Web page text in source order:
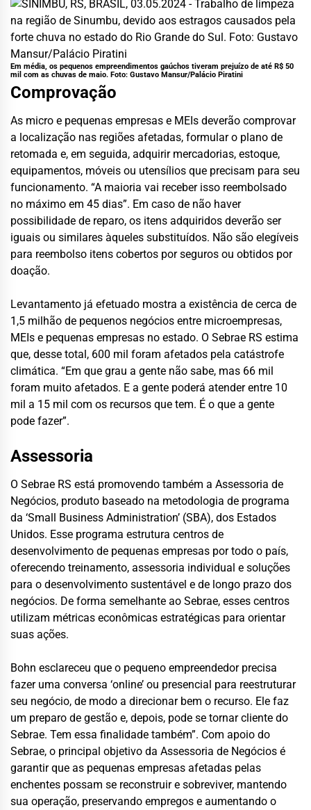
Em média, os pequenos empreendimentos gaúchos tiveram prejuízo de até R$ 50
mil com as chuvas de maio. Foto: Gustavo Mansur/Palácio Piratini
Comprovação
As micro e pequenas empresas e MEIs deverão comprovar
a localização nas regiões afetadas, formular o plano de
retomada e, em seguida, adquirir mercadorias, estoque,
equipamentos, móveis ou utensílios que precisam para seu
funcionamento. “A maioria vai receber isso reembolsado
no máximo em 45 dias”. Em caso de não haver
possibilidade de reparo, os itens adquiridos deverão ser
iguais ou similares àqueles substituídos. Não são elegíveis
para reembolso itens cobertos por seguros ou obtidos por
doação.
Levantamento já efetuado mostra a existência de cerca de
1,5 milhão de pequenos negócios entre microempresas,
MEIs e pequenas empresas no estado. O Sebrae RS estima
que, desse total, 600 mil foram afetados pela catástrofe
climática. “Em que grau a gente não sabe, mas 66 mil
foram muito afetados. E a gente poderá atender entre 10
mil a 15 mil com os recursos que tem. É o que a gente
pode fazer”.
Assessoria
O Sebrae RS está promovendo também a Assessoria de
Negócios, produto baseado na metodologia de programa
da ‘Small Business Administration’ (SBA), dos Estados
Unidos. Esse programa estrutura centros de
desenvolvimento de pequenas empresas por todo o país,
oferecendo treinamento, assessoria individual e soluções
para o desenvolvimento sustentável e de longo prazo dos
negócios. De forma semelhante ao Sebrae, esses centros
utilizam métricas econômicas estratégicas para orientar
suas ações.
Bohn esclareceu que o pequeno empreendedor precisa
fazer uma conversa ‘online’ ou presencial para reestruturar
seu negócio, de modo a direcionar bem o recurso. Ele faz
um preparo de gestão e, depois, pode se tornar cliente do
Sebrae. Tem essa finalidade também”. Com apoio do
Sebrae, o principal objetivo da Assessoria de Negócios é
garantir que as pequenas empresas afetadas pelas
enchentes possam se reconstruir e sobreviver, mantendo
sua operação, preservando empregos e aumentando o